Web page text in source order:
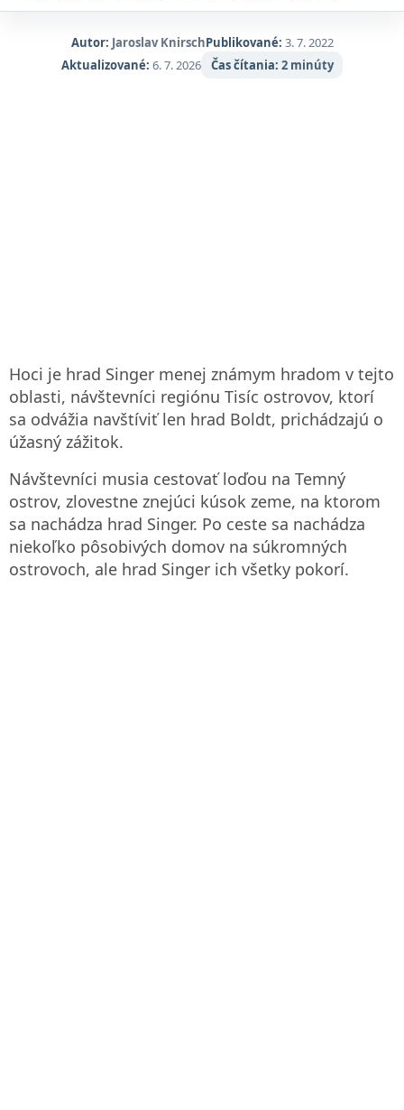
Autor: Jaroslav KnirschPublikované: 3. 7. 2022
Aktualizované: 6. 7. 2026 Čas čítania: 2 minúty
Hoci je hrad Singer menej známym hradom v tejto
oblasti, návštevníci regiónu Tisíc ostrovov, ktorí
sa odvážia navštíviť len hrad Boldt, prichádzajú o
úžasný zážitok.
Návštevníci musia cestovať loďou na Temný
ostrov, zlovestne znejúci kúsok zeme, na ktorom
sa nachádza hrad Singer. Po ceste sa nachádza
niekoľko pôsobivých domov na súkromných
ostrovoch, ale hrad Singer ich všetky pokorí.